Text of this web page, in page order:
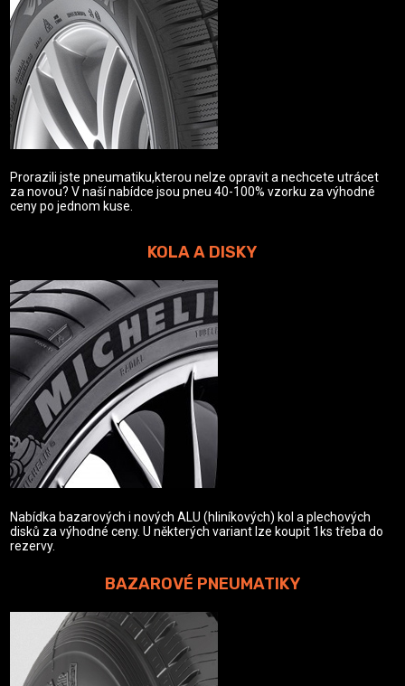
Prorazili jste pneumatiku,kterou nelze opravit a nechcete utrácet
za novou? V naší nabídce jsou pneu 40-100% vzorku za výhodné
ceny po jednom kuse.
KOLA A DISKY
Nabídka bazarových i nových ALU (hliníkových) kol a plechových
disků za výhodné ceny. U některých variant lze koupit 1ks třeba do
rezervy.
BAZAROVÉ PNEUMATIKY